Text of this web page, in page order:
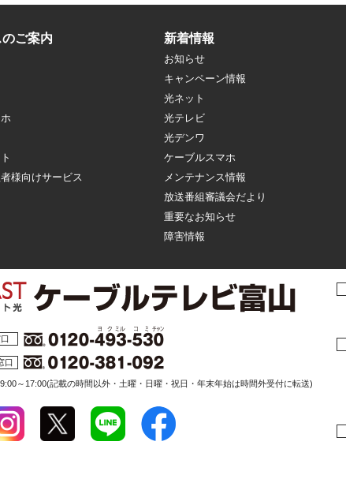
ご案内
様向けサービス
新着情報
お知らせ
キャンペーン情報
光ネット
光テレビ
光デンワ
ケーブルスマホ
メンテナンス情報
放送番組審議会だより
重要なお知らせ
障害情報
口
～17:00(記載の時間以外・土曜・日曜・祝日・年末年始は時間外受付に転送)